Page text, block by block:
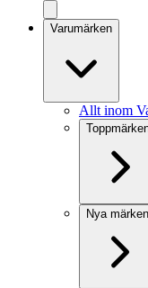
Varumärken
Allt inom
Nya märken